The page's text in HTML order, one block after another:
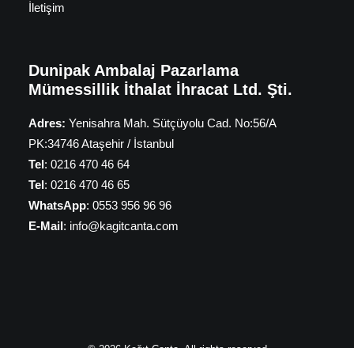
İletişim
Dunipak Ambalaj Pazarlama
Mümessillik İthalat İhracat Ltd. Şti.
Adres: Yenisahra Mah. Sütçüyolu Cad. No:56/A
PK:34746 Ataşehir / İstanbul
Tel: 0216 470 46 64
Tel: 0216 470 46 65
WhatsApp: 0553 956 96 96
E-Mail: info@kagitcanta.com